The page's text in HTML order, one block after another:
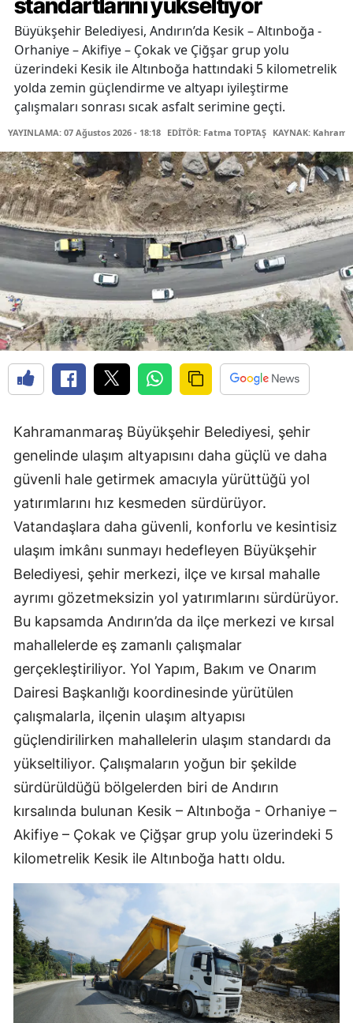
standartlarını yükseltiyor
Büyükşehir Belediyesi, Andırın’da Kesik – Altınboğa -
Orhaniye – Akifiye – Çokak ve Çiğşar grup yolu
üzerindeki Kesik ile Altınboğa hattındaki 5 kilometrelik
yolda zemin güçlendirme ve altyapı iyileştirme
çalışmaları sonrası sıcak asfalt serimine geçti.
YAYINLAMA: 07 Ağustos 2026 - 18:18 EDİTÖR: Fatma TOPTAŞ KAYNAK:
Kahramanmaraş Büyükşehir Belediyesi, şehir
genelinde ulaşım altyapısını daha güçlü ve daha
güvenli hale getirmek amacıyla yürüttüğü yol
yatırımlarını hız kesmeden sürdürüyor.
Vatandaşlara daha güvenli, konforlu ve kesintisiz
ulaşım imkânı sunmayı hedefleyen Büyükşehir
Belediyesi, şehir merkezi, ilçe ve kırsal mahalle
ayrımı gözetmeksizin yol yatırımlarını sürdürüyor.
Bu kapsamda Andırın’da da ilçe merkezi ve kırsal
mahallelerde eş zamanlı çalışmalar
gerçekleştiriliyor. Yol Yapım, Bakım ve Onarım
Dairesi Başkanlığı koordinesinde yürütülen
çalışmalarla, ilçenin ulaşım altyapısı
güçlendirilirken mahallelerin ulaşım standardı da
yükseltiliyor. Çalışmaların yoğun bir şekilde
sürdürüldüğü bölgelerden biri de Andırın
kırsalında bulunan Kesik – Altınboğa - Orhaniye –
Akifiye – Çokak ve Çiğşar grup yolu üzerindeki 5
kilometrelik Kesik ile Altınboğa hattı oldu.